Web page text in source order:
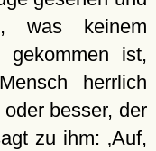
was keinem
ist,
herrlich
besser, der
zu ihm: Auf,